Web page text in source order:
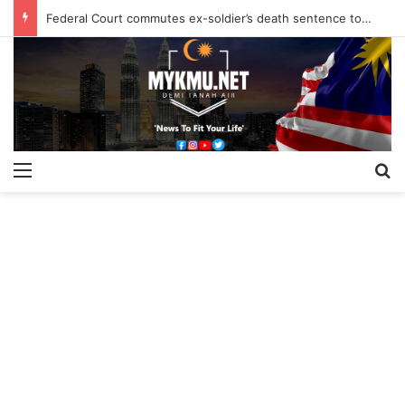
Federal Court commutes ex-soldier’s death sentence to 40 years